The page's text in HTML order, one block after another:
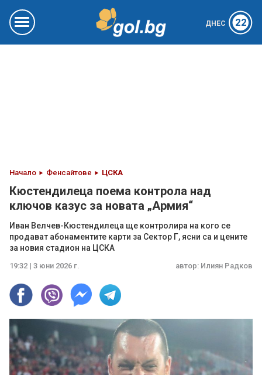
ДНЕС 22
Начало Фенсайтове ЦСКА
Кюстендилеца поема контрола над
ключов казус за новата „Армия“
Иван Велчев-Кюстендилеца ще контролира на кого се
продават абонаментите карти за Сектор Г, ясни са и цените
за новия стадион на ЦСКА
19:32 | 3 юни 2026 г. автор: Илиян Радков